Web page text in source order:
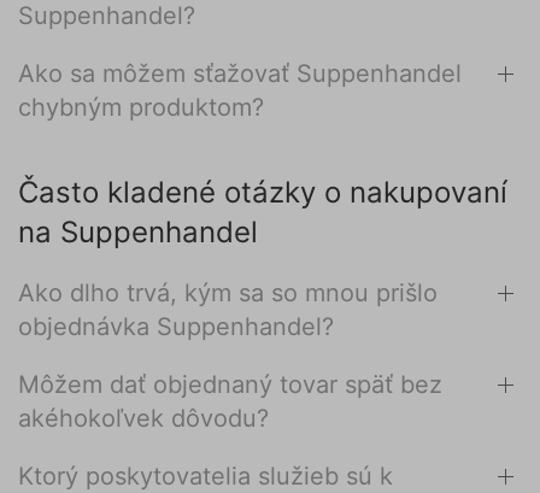
Suppenhandel?
Ako sa môžem sťažovať Suppenhandel
chybným produktom?
Často kladené otázky o nakupovaní
na Suppenhandel
Ako dlho trvá, kým sa so mnou prišlo
objednávka Suppenhandel?
Môžem dať objednaný tovar späť bez
akéhokoľvek dôvodu?
Ktorý poskytovatelia služieb sú k